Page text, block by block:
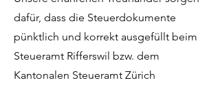
dafür, dass die Steuerdokumente
pünktlich und korrekt ausgefüllt beim
Steueramt Rifferswil bzw. dem
Kantonalen Steueramt Zürich